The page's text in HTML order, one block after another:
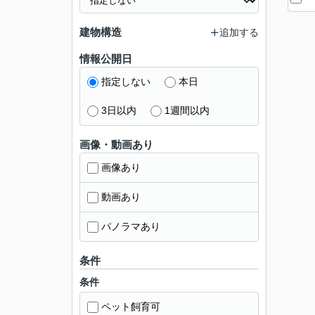
建物構造 追加する
情報公開日
指定しない 本日
3日以内 1週間以内
画像・動画あり
画像あり
動画あり
パノラマあり
条件
条件
ペット飼育可